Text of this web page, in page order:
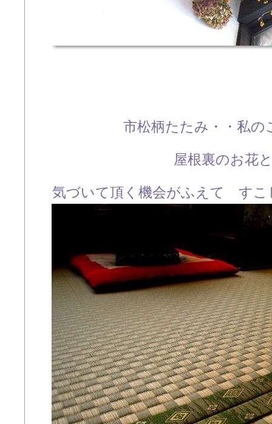
市松柄たたみ・・私の
屋根裏のお花
気づいて頂く機会がふえて す